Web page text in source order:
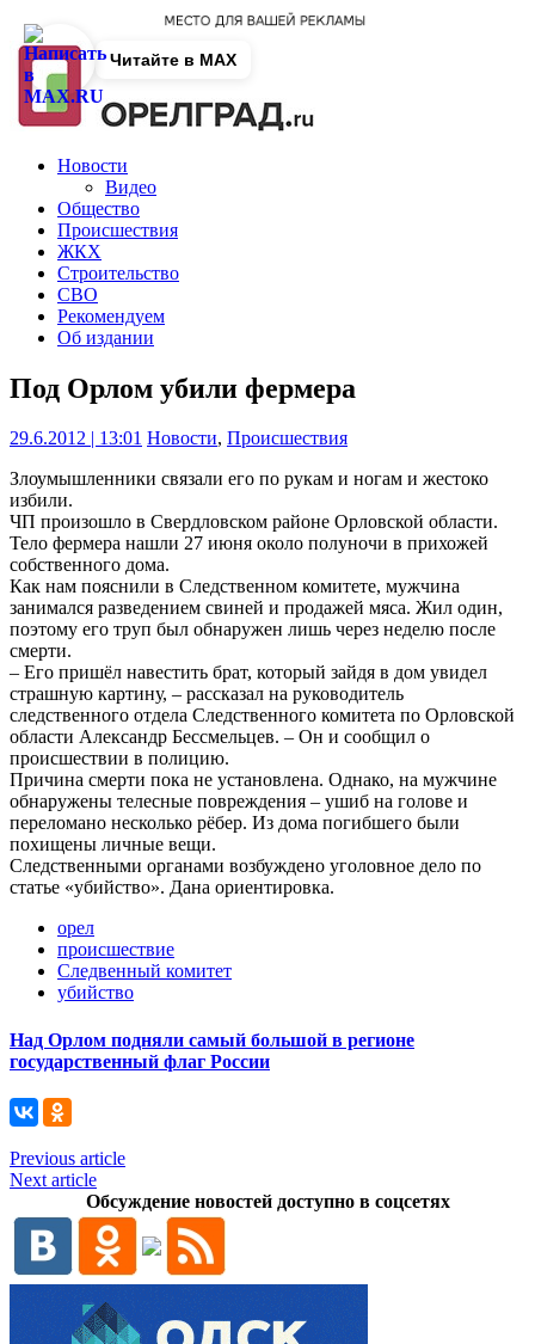
Новости
Видео
Общество
Происшествия
ЖКХ
Строительство
СВО
Рекомендуем
Об издании
Под Орлом убили фермера
29.6.2012 | 13:01 Новости, Происшествия
Злоумышленники связали его по рукам и ногам и жестоко
избили.
ЧП произошло в Свердловском районе Орловской области.
Тело фермера нашли 27 июня около полуночи в прихожей
собственного дома.
Как нам пояснили в Следственном комитете, мужчина
занимался разведением свиней и продажей мяса. Жил один,
поэтому его труп был обнаружен лишь через неделю после
смерти.
– Его пришёл навестить брат, который зайдя в дом увидел
страшную картину, – рассказал на руководитель
следственного отдела Следственного комитета по Орловской
области Александр Бессмельцев. – Он и сообщил о
происшествии в полицию.
Причина смерти пока не установлена. Однако, на мужчине
обнаружены телесные повреждения – ушиб на голове и
переломано несколько рёбер. Из дома погибшего были
похищены личные вещи.
Следственными органами возбуждено уголовное дело по
статье «убийство». Дана ориентировка.
орел
происшествие
Следвенный комитет
убийство
Над Орлом подняли самый большой в регионе
государственный флаг России
Previous article
Next article
Обсуждение новостей доступно в соцсетях
Читайте в MAX